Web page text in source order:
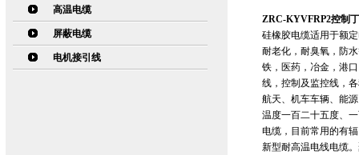
高温电缆
屏蔽电缆
电机接引线
ZRC-KYVFRP2控制
硅橡胶电缆适用于额
耐老化，耐臭氧，防
铁，医药，冶金，港
线，控制及监控线，
航天、机车车辆、能
温度一百二十五度、
电缆，目前常用的有
新型耐高温电线电缆